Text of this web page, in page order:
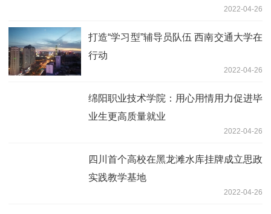
2022-04-26
打造“学习型”辅导员队伍 西南交通大学在
行动
2022-04-26
绵阳职业技术学院：用心用情用力促进毕
业生更高质量就业
2022-04-26
四川首个高校在黑龙滩水库挂牌成立思政
实践教学基地
2022-04-26